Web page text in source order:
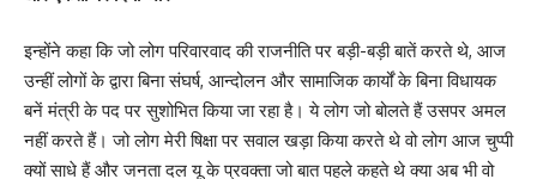
इन्होंने कहा कि जो लोग परिवारवाद की राजनीति पर बड़ी-बड़ी बातें करते थे, आज
उन्हीं लोगों के द्वारा बिना संघर्ष, आन्दोलन और सामाजिक कार्यों के बिना विधायक
बनें मंत्री के पद पर सुशोभित किया जा रहा है। ये लोग जो बोलते हैं उसपर अमल
नहीं करते हैं। जो लोग मेरी षिक्षा पर सवाल खड़ा किया करते थे वो लोग आज चुप्पी
क्यों साधे हैं और जनता दल यू के प्रवक्ता जो बात पहले कहते थे क्या अब भी वो